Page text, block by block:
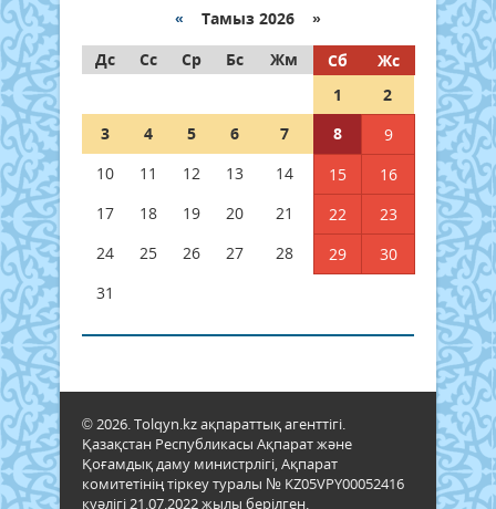
« Тамыз 2026 »
Дс
Сс Ср Бс Жм Сб
Жс
1
2
3
4 5 6 7 8
9
10
11 12 13 14 15
16
17
18 19 20 21 22
23
24
25 26 27 28 29
30
31
© 2026. Tolqyn.kz ақпараттық агенттігі.
Қазақстан Республикасы Ақпарат және
Қоғамдық даму министрлігі, Ақпарат
комитетінің тіркеу туралы № KZ05VPY00052416
куәлігі 21.07.2022 жылы берілген.